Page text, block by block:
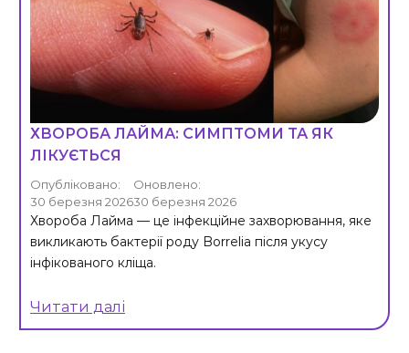
ХВОРОБА ЛАЙМА: СИМПТОМИ ТА ЯК
ЛІКУЄТЬСЯ
Опубліковано:
30 березня 2026
Оновлено:
30 березня 2026
Хвороба Лайма — це інфекційне захворювання, яке
викликають бактерії роду Borrelia після укусу
інфікованого кліща.
Читати далі